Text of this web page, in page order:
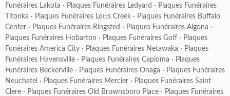
Funéraires Lakota · Plaques Funéraires Ledyard · Plaques Funéraires
Titonka · Plaques Funéraires Lotts Creek · Plaques Funéraires Buffalo
Center · Plaques Funéraires Ringsted · Plaques Funéraires Algona ·
Plaques Funéraires Hobarton · Plaques Funéraires Goff · Plaques
Funéraires America City · Plaques Funéraires Netawaka · Plaques
Funéraires Havensville · Plaques Funéraires Capioma · Plaques
Funéraires Beckerville · Plaques Funéraires Onaga · Plaques Funéraires
Neuchatel · Plaques Funéraires Mercier · Plaques Funéraires Saint
Clere · Plaques Funéraires Old Brownsboro Place · Plaques Funéraires